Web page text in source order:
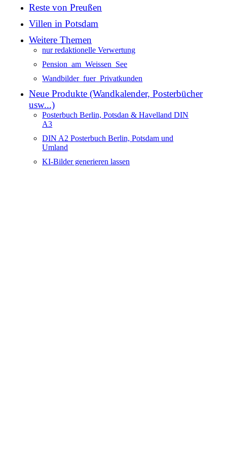
Reste von Preußen
Villen in Potsdam
Weitere Themen
nur redaktionelle Verwertung
Pension_am_Weissen_See
Wandbilder_fuer_Privatkunden
Neue Produkte (Wandkalender, Posterbücher
usw...)
Posterbuch Berlin, Potsdan & Havelland DIN
A3
DIN A2 Posterbuch Berlin, Potsdam und
Umland
KI-Bilder generieren lassen